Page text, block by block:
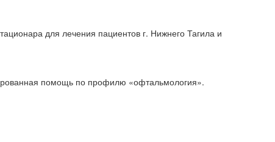
для лечения пациентов г. Нижнего Тагила и
помощь по профилю «офтальмология».